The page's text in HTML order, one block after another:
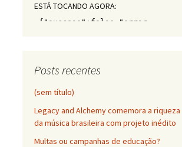
ESTÁ TOCANDO AGORA:
Posts recentes
(sem título)
Legacy and Alchemy comemora a riqueza
da música brasileira com projeto inédito
Multas ou campanhas de educação?